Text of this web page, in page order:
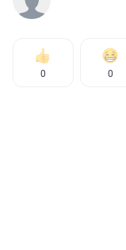
0 0